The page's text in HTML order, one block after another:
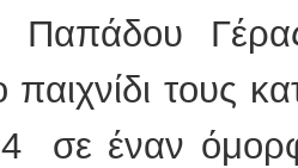
Παπάδου
τους
σε έναν